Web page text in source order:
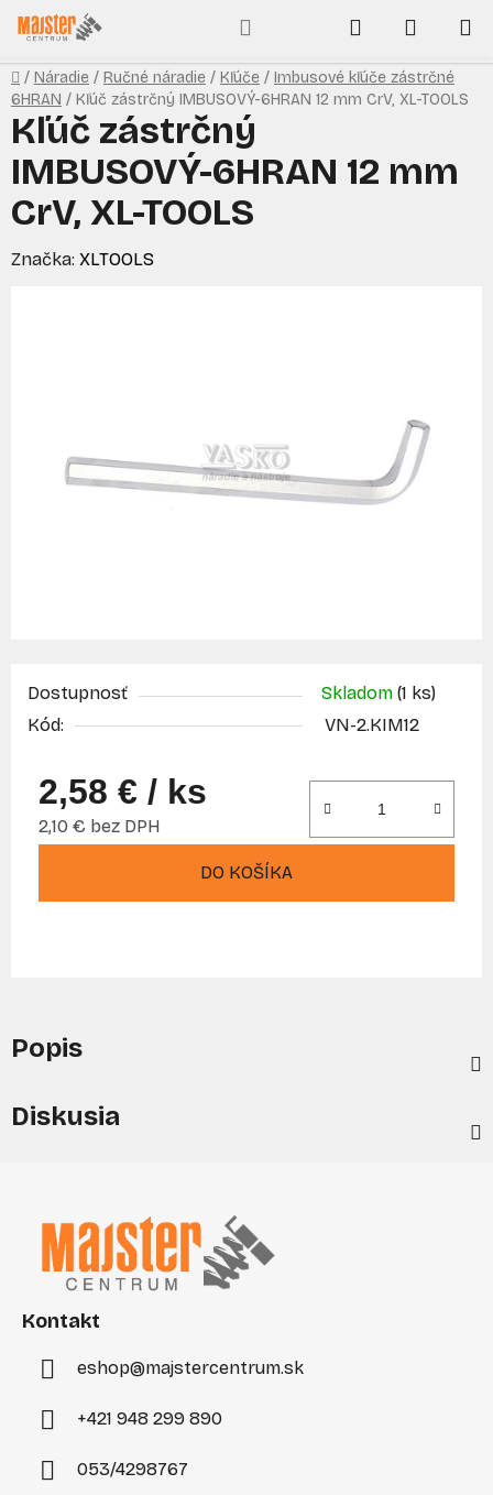
Prejsť
na
obsah
Hľadať
KOŠÍK
Domov
/ Náradie / Ručné náradie / Kľúče / Imbusové kľúče zástrčné
6HRAN / Kľúč zástrčný IMBUSOVÝ-6HRAN 12 mm CrV, XL-TOOLS
Dostupnosť Skladom (1 ks)
Kód:
VN-2.KIM12
2,58 € / ks
2,10 € bez DPH
DO KOŠÍKA
Kľúč zástrčný
IMBUSOVÝ-6HRAN 12 mm
CrV, XL-TOOLS
Značka: XLTOOLS
Popis
Diskusia
Kontakt
eshop@majstercentrum.sk
+421 948 299 890
053/4298767